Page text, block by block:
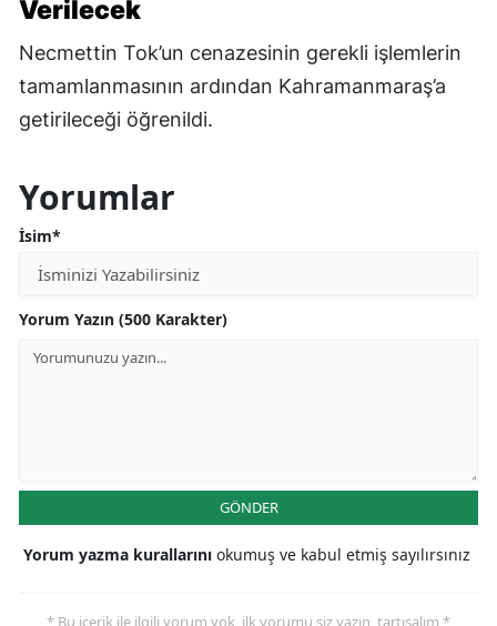
Verilecek
Necmettin Tok’un cenazesinin gerekli işlemlerin
tamamlanmasının ardından Kahramanmaraş’a
getirileceği öğrenildi.
Yorumlar
İsim*
Yorum Yazın (500 Karakter)
GÖNDER
Yorum yazma kurallarını okumuş ve kabul etmiş sayılırsınız
* Bu içerik ile ilgili yorum yok, ilk yorumu siz yazın, tartışalım *